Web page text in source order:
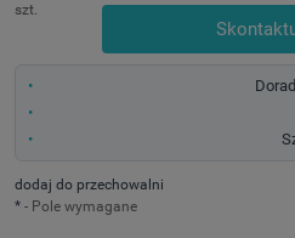
szt.
dodaj do przechowalni
* - Pole wymagane